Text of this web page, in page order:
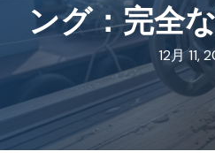
ング：完全
12月 11,